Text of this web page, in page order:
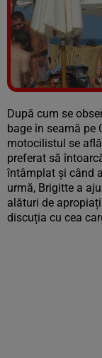
După cum se
bage în seamă pe
motocilistul se
preferat să
întâmplat și când
urmă, Brigitte a
alături de
discuția cu cea